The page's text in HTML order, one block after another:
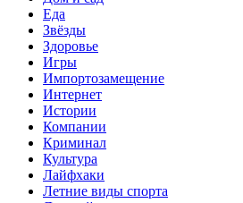
Еда
Звёзды
Здоровье
Игры
Импортозамещение
Интернет
Истории
Компании
Криминал
Культура
Лайфхаки
Летние виды спорта